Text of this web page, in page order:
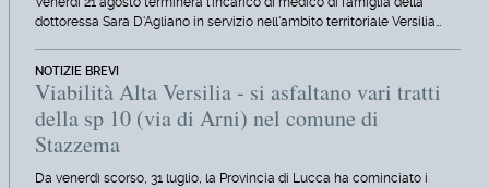
dottoressa Sara D'Agliano in servizio nell'ambito territoriale Versilia…
NOTIZIE BREVI
Viabilità Alta Versilia - si asfaltano vari tratti
della sp 10 (via di Arni) nel comune di
Stazzema
Da venerdì scorso, 31 luglio, la Provincia di Lucca ha cominciato i